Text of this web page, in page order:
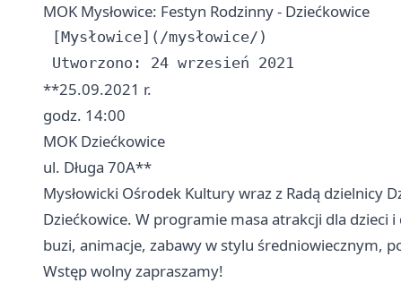
MOK Mysłowice: Festyn Rodzinny - Dziećkowice
[Mysłowice](/mysłowice/)
**25.09.2021 r.
godz. 14:00
MOK Dziećkowice
ul. Długa 70A**
Mysłowicki Ośrodek Kultury wraz z Radą dzielnicy
Dziećkowice. W programie masa atrakcji dla
buzi, animacje, zabawy w stylu średniowiecznym,
Wstęp wolny zapraszamy!